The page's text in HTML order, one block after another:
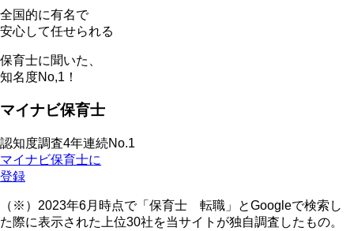
全国的に有名で
安心して任せられる
保育士に聞いた、
知名度No,1！
マイナビ保育士
認知度調査4年連続No.1
マイナビ保育士に
登録
（※）2023年6月時点で「保育士 転職」とGoogleで検索し
た際に表示された上位30社を当サイトが独自調査したもの。